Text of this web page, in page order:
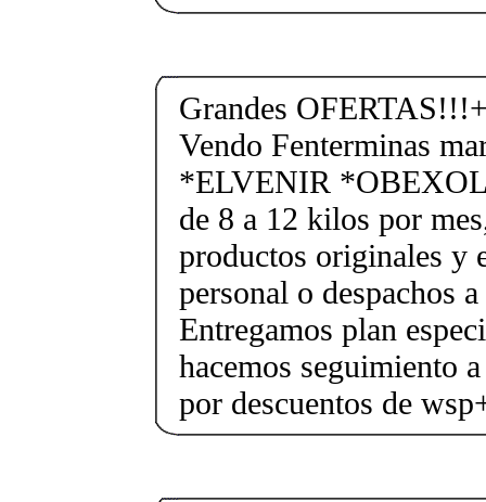
Grandes
Vendo Fenterminas
*ELVENIR
de 8 a 12 kilos por
productos originales y
personal o despachos
Entregamos plan
hacemos seguimiento
por descuentos de